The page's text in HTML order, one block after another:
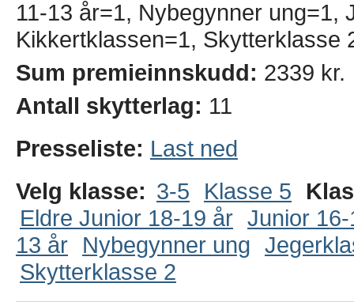
11-13 år=1, Nybegynner ung=1,
Kikkertklassen=1, Skytterklasse
Sum premieinnskudd: 2339 kr.
Antall skytterlag: 11
Presseliste: Last ned
Velg klasse: 3-5 Klasse 5
Eldre Junior 18-19 år Junior
13 år
Nybegynner ung
Skytterklasse 2